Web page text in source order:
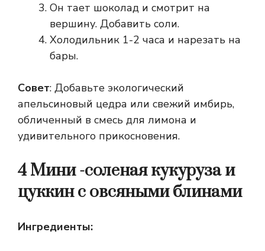
Он тает шоколад и смотрит на
вершину. Добавить соли.
Холодильник 1-2 часа и нарезать на
бары.
Совет: Добавьте экологический
апельсиновый цедра или свежий имбирь,
обличенный в смесь для лимона и
удивительного прикосновения.
4 Мини -соленая кукуруза и
цуккин с овсяными блинами
Ингредиенты: